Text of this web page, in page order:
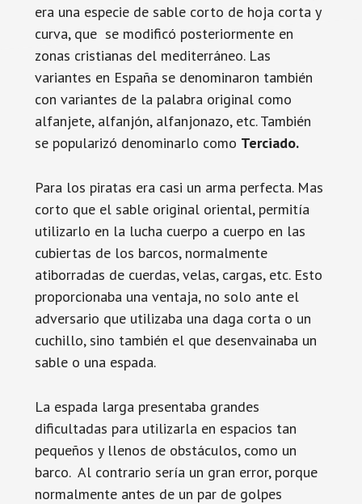
era una especie de sable corto de hoja corta y
curva, que se modificó posteriormente en
zonas cristianas del mediterráneo. Las
variantes en España se denominaron también
con variantes de la palabra original como
alfanjete, alfanjón, alfanjonazo, etc. También
se popularizó denominarlo como Terciado.
Para los piratas era casi un arma perfecta. Mas
corto que el sable original oriental, permitía
utilizarlo en la lucha cuerpo a cuerpo en las
cubiertas de los barcos, normalmente
atiborradas de cuerdas, velas, cargas, etc. Esto
proporcionaba una ventaja, no solo ante el
adversario que utilizaba una daga corta o un
cuchillo, sino también el que desenvainaba un
sable o una espada.
La espada larga presentaba grandes
dificultadas para utilizarla en espacios tan
pequeños y llenos de obstáculos, como un
barco. Al contrario sería un gran error, porque
normalmente antes de un par de golpes